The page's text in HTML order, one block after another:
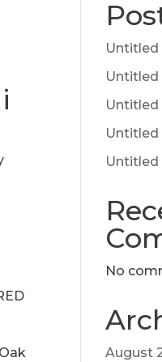
Untitled
Untitled
Untitled
Untitled
Untitled
No
August